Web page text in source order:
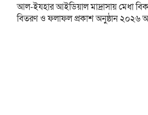
আল-ইযহার আইডিয়াল মাদ্রাসায় মেধা
বিতরণ ও ফলাফল প্রকাশ অনুষ্ঠান ২০২৬